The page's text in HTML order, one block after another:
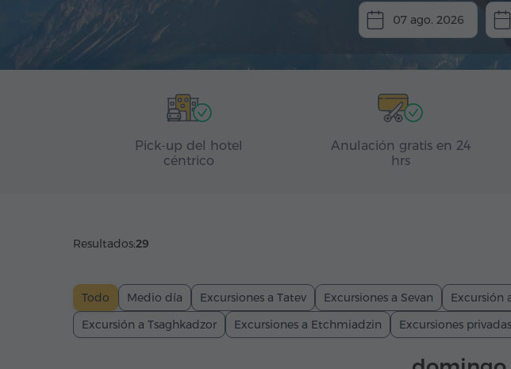
07 ago. 2026
Pick-up del hotel
céntrico
Anulación gratis en 24
hrs
Resultados:29
Todo Medio día Excursiones a Tatev Excursiones a Sevan Excursión
Excursión a Tsaghkadzor
Excursiones a Etchmiadzin Excursiones privadas